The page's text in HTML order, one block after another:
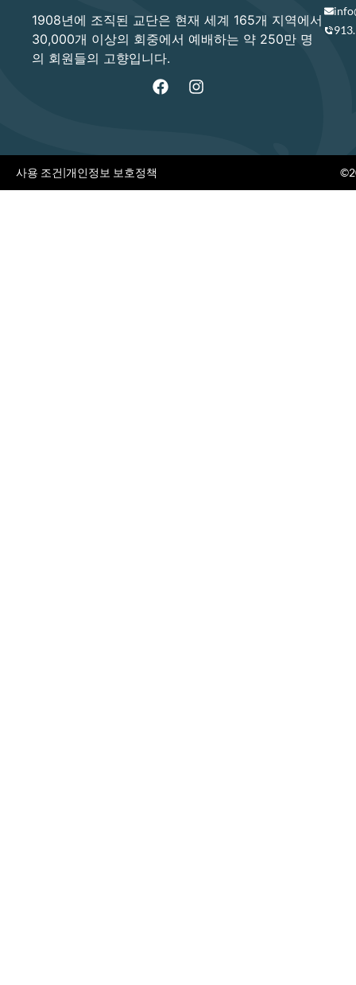
1908년에 조직된 교단은 현재 세계 165개 지역에서
30,000개 이상의 회중에서 예배하는 약 250만 명
의 회원들의 고향입니다.
사용 조건|개인정보 보호정책